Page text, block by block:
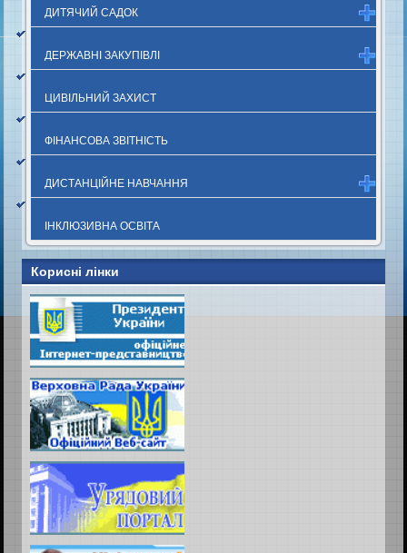
ДИТЯЧИЙ САДОК
ДЕРЖАВНІ ЗАКУПІВЛІ
ЦИВІЛЬНИЙ ЗАХИСТ
ФІНАНСОВА ЗВІТНІСТЬ
ДИСТАНЦІЙНЕ НАВЧАННЯ
ІНКЛЮЗИВНА ОСВІТА
Корисні лінки